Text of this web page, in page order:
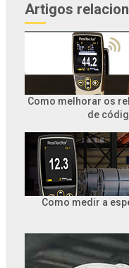
Artigos
Como melhorar os
de
Como medir a